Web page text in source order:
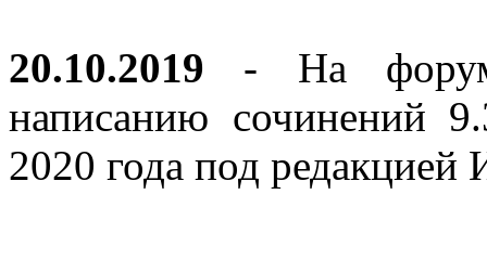
20.10.2019 - На
написанию сочинений
2020 года под